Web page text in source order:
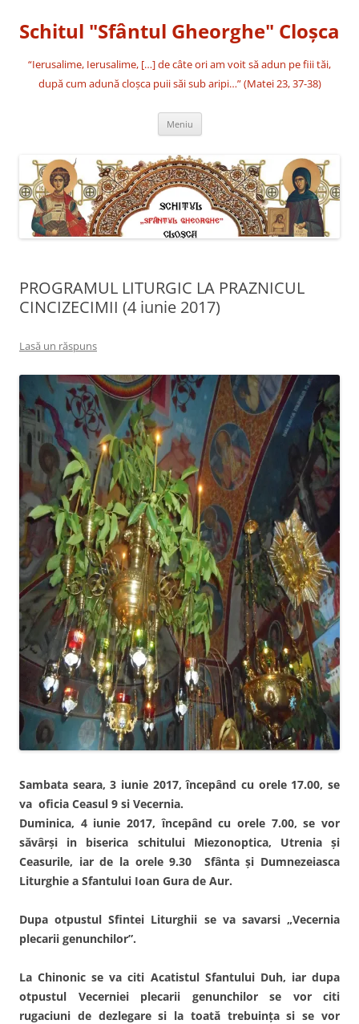
conținut
Schitul "Sfântul Gheorghe" Cloşca
“Ierusalime, Ierusalime, […] de câte ori am voit să adun pe fiii tăi,
după cum adună cloşca puii săi sub aripi…” (Matei 23, 37-38)
Meniu
PROGRAMUL LITURGIC LA PRAZNICUL
CINCIZECIMII (4 iunie 2017)
Lasă un răspuns
Sambata seara, 3 iunie 2017, începând cu orele 17.00, se
va oficia Ceasul 9 si Vecernia.
Duminica, 4 iunie 2017, începând cu orele 7.00, se vor
săvârşi in biserica schitului Miezonoptica, Utrenia şi
Ceasurile, iar de la orele 9.30 Sfânta şi Dumnezeiasca
Liturghie a Sfantului Ioan Gura de Aur.
Dupa otpustul Sfintei Liturghii se va savarsi „Vecernia
plecarii genunchilor”.
La Chinonic se va citi Acatistul Sfantului Duh, iar dupa
otpustul Vecerniei plecarii genunchilor se vor citi
rugaciuni de dezlegare si la toată trebuinţa si se vor